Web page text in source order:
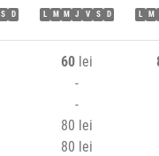
S D M M J V S D M
60 lei
-
-
80 lei
80 lei